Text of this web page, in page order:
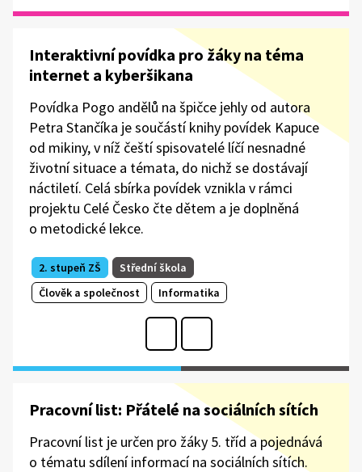
Interaktivní povídka pro žáky na téma
internet a kyberšikana
Povídka Pogo andělů na špičce jehly od autora
Petra Stančíka je součástí knihy povídek Kapuce
od mikiny, v níž čeští spisovatelé líčí nesnadné
životní situace a témata, do nichž se dostávají
náctiletí. Celá sbírka povídek vznikla v rámci
projektu Celé Česko čte dětem a je doplněná
o metodické lekce.
2. stupeň ZŠ
Střední škola
Člověk a společnost
Informatika
Pracovní list: Přátelé na sociálních sítích
Pracovní list je určen pro žáky 5. tříd a pojednává
o tématu sdílení informací na sociálních sítích.